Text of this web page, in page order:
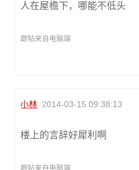
人在屋檐下，哪能不低头
跟帖来自电脑端
小林 2014-03-15 09:38:13
楼上的言辞好犀利啊
跟帖来自电脑端